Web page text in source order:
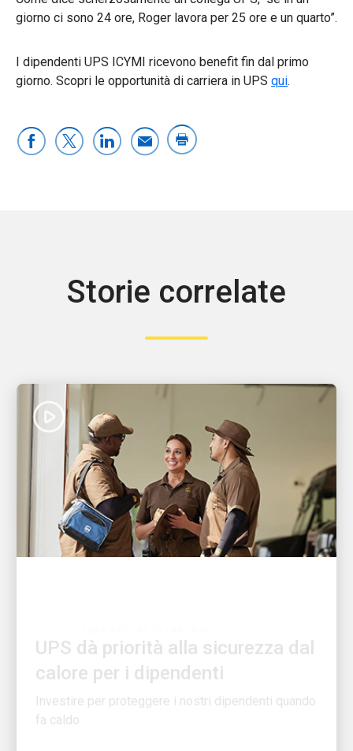
giorno ci sono 24 ore, Roger lavora per 25 ore e un quarto”.
I dipendenti UPS ICYMI ricevono benefit fin dal primo
giorno. Scopri le opportunità di carriera in UPS qui.
Storie correlate
calore per i dipendenti
Investire per proteggere i nostri dipendenti quando
fa caldo